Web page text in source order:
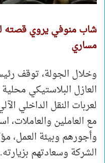
شاب منوفي يروي قصته
مساري
وخلال الجولة، توقف
العازل البلاستيكي
مع العاملين
وأجورهم وبيئة العمل،
الشركة وسعادتهم بزيارته.